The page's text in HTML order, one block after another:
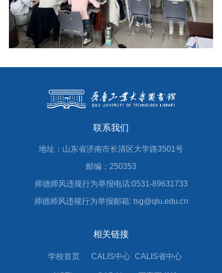
联系我们
地址：山东省济南市长清区大学路3501号
邮编：250353
师德师风违规行为举报电话:0531-89631733
师德师风违规行为举报邮箱: tsg@qlu.edu.cn
相关链接
学校首页 CALIS中心 CALIS省中心